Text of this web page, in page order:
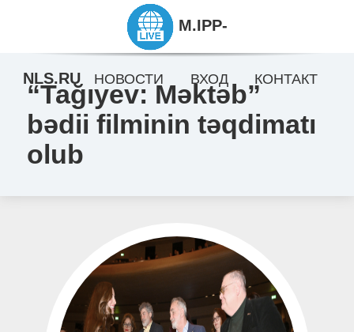
“Tağıyev: Məktəb”
bədii filminin təqdimatı
olub
M.IPP-
NLS.RU НОВОСТИ ВХОД КОНТАКТ